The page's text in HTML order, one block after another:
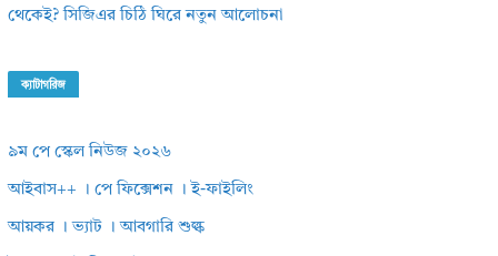
থেকেই? সিজিএর চিঠি ঘিরে নতুন আলোচনা
ক্যাটাগরিজ
৯ম পে স্কেল নিউজ ২০২৬
আইবাস++ । পে ফিক্সেশন । ই-ফাইলিং
আয়কর । ভ্যাট । আবগারি শুল্ক